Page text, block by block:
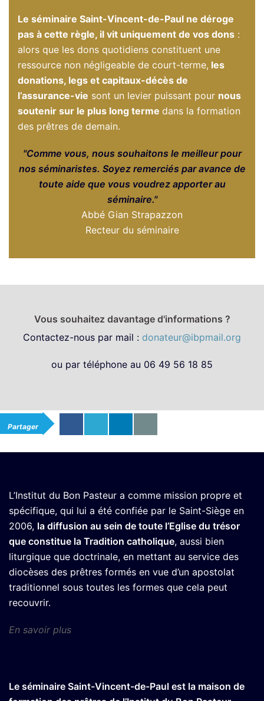
Le séminaire Saint-Vincent-de-Paul ne déroge
pas à cette règle, il vit uniquement de vos dons :
alors que les dons quotidiens constituent une
ressource non négligeable de court-terme, les
donations, legs et capitaux-décès de
l’assurance-vie sont un levier puissant pour nous
soutenir sur le plus long terme dans la formation
des prêtres de demain.
"Comme vous, nous souhaitons le meilleur pour
nos séminaristes. Soyez remerciés par avance de
toute aide que vous voudrez apporter au
séminaire."
Abbé Gian Strapazzon
Recteur du séminaire
Vous souhaitez davantage d'informations ?
Contactez-nous par mail : donateur@ibpmail.org
ou par téléphone au 06 49 56 18 85
Partager
L’Institut du Bon Pasteur a comme mission propre et
spécifique, qui lui a été confiée par le Saint-Siège en
2006, la diffusion au sein de toute l’Eglise du trésor
que constitue la Tradition catholique, aussi bien
liturgique que doctrinale, en mettant au service des
diocèses des prêtres formés en vue d’un apostolat
traditionnel sous toutes les formes que cela peut
recouvrir.
En savoir plus
Le séminaire Saint-Vincent-de-Paul est la maison de